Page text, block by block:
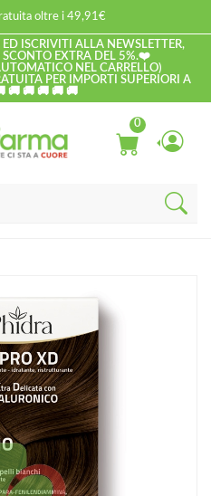
oltre i 49,91€
ISCRIVITI ALLA NEWSLETTER,
SCONTO EXTRA DEL 5%.❤️
NEL CARRELLO)
PER IMPORTI SUPERIORI A
🚚 🚚 🚚 🚚 🚚
0
Chiaro